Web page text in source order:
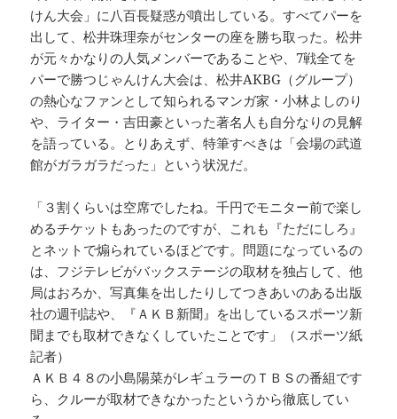
けん大会」に八百長疑惑が噴出している。すべてパーを
出して、松井珠理奈がセンターの座を勝ち取った。松井
が元々かなりの人気メンバーであることや、7戦全てを
パーで勝つじゃんけん大会は、松井AKBG（グループ）
の熱心なファンとして知られるマンガ家・小林よしのり
や、ライター・吉田豪といった著名人も自分なりの見解
を語っている。とりあえず、特筆すべきは「会場の武道
館がガラガラだった」という状況だ。
「３割くらいは空席でしたね。千円でモニター前で楽し
めるチケットもあったのですが、これも『ただにしろ』
とネットで煽られているほどです。問題になっているの
は、フジテレビがバックステージの取材を独占して、他
局はおろか、写真集を出したりしてつきあいのある出版
社の週刊誌や、『ＡＫＢ新聞』を出しているスポーツ新
聞までも取材できなくしていたことです」（スポーツ紙
記者）
ＡＫＢ４８の小島陽菜がレギュラーのＴＢＳの番組です
ら、クルーが取材できなかったというから徹底してい